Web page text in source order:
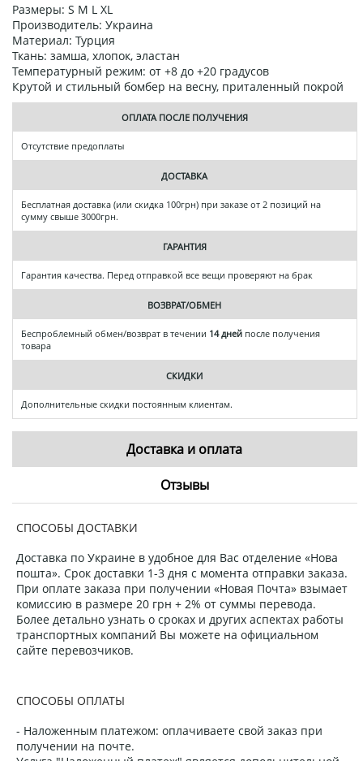
Размеры: S M L XL
Производитель: Украина
Материал: Турция
Ткань: замша, хлопок, эластан
Температурный режим: от +8 до +20 градусов
Крутой и стильный бомбер на весну, приталенный покрой
ОПЛАТА ПОСЛЕ ПОЛУЧЕНИЯ
Отсутствие предоплаты
ДОСТАВКА
Бесплатная доставка (или скидка 100грн) при заказе от 2 позиций на
сумму свыше 3000грн.
ГАРАНТИЯ
Гарантия качества. Перед отправкой все вещи проверяют на брак
ВОЗВРАТ/ОБМЕН
Беспроблемный обмен/возврат в течении 14 дней после получения
товара
СКИДКИ
Дополнительные скидки постоянным клиентам.
Доставка и оплата
Отзывы
СПОСОБЫ ДОСТАВКИ
Доставка по Украине в удобное для Вас отделение «Нова
пошта». Срок доставки 1-3 дня с момента отправки заказа.
При оплате заказа при получении «Новая Почта» взымает
комиссию в размере 20 грн + 2% от суммы перевода.
Более детально узнать о сроках и других аспектах работы
транспортных компаний Вы можете на официальном
сайте перевозчиков.
СПОСОБЫ ОПЛАТЫ
- Наложенным платежом: оплачиваете свой заказ при
получении на почте.